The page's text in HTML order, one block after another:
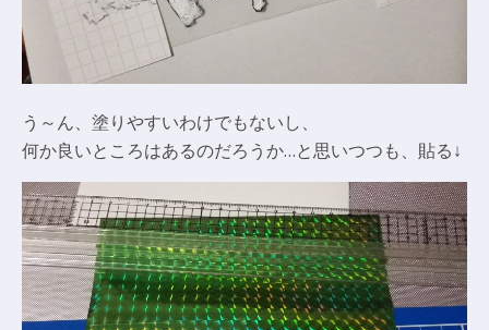
う～ん、塗りやすいわけでもないし、
何か良いところはあるのだろうか…と思いつつも、貼る↓